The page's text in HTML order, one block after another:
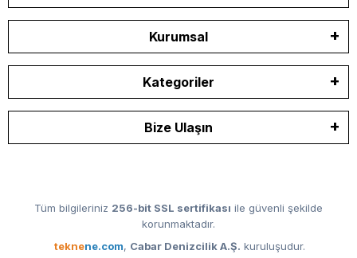
Kurumsal
Kategoriler
Bize Ulaşın
Tüm bilgileriniz 256-bit SSL sertifikası ile güvenli şekilde
korunmaktadır.
teknene.com, Cabar Denizcilik A.Ş. kuruluşudur.